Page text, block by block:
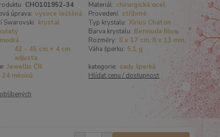
CHO101952-34 Materiál: chirurgická ocel
úprava: vysoce leštěná Provedení: stříbrné
Swarovski: krystal Typ krystalu: Xirius Chaton
Barva krystalu: Bermuda Blue
Rozměry: 8 x 17 cm, 8 x 13 mm
42 - 45 cm + 4 cm
adjusta
Váha šperku: 5,1 g
Jewellis ČR kategorie: sady šperků
24 měsíců
Hlídat cenu / dostupnost